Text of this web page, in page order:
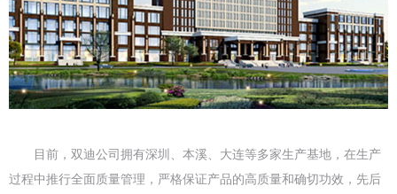
目前，双迪公司拥有深圳、本溪、大连等多家生产基地，在生产
过程中推行全面质量管理，严格保证产品的高质量和确切功效，先后